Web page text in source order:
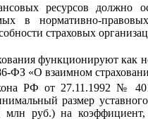
ресурсов должно
в нормативно-
страховых
функционируют как
ФЗ «О взаимном
РФ от 27.11.1992 №
размер
млн руб.) на